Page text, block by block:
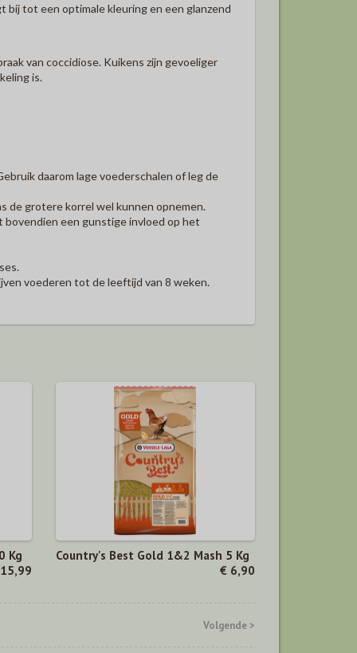
bij tot een optimale kleuring en een glanzend
van coccidiose. Kuikens zijn gevoeliger
is.
daarom lage voederschalen of leg de
de grotere korrel wel kunnen opnemen.
een gunstige invloed op het
voederen tot de leeftijd van 8 weken.
Kg
Country's Best Gold 1&2 Mash 5 Kg
€ 6,90
Volgende >